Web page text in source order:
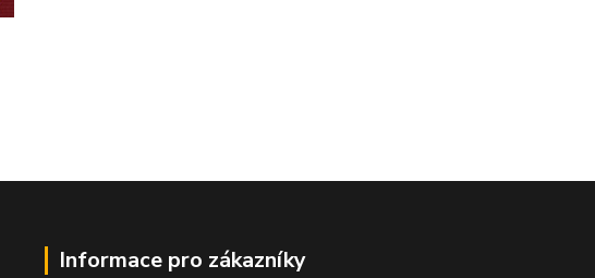
Informace pro zákazníky